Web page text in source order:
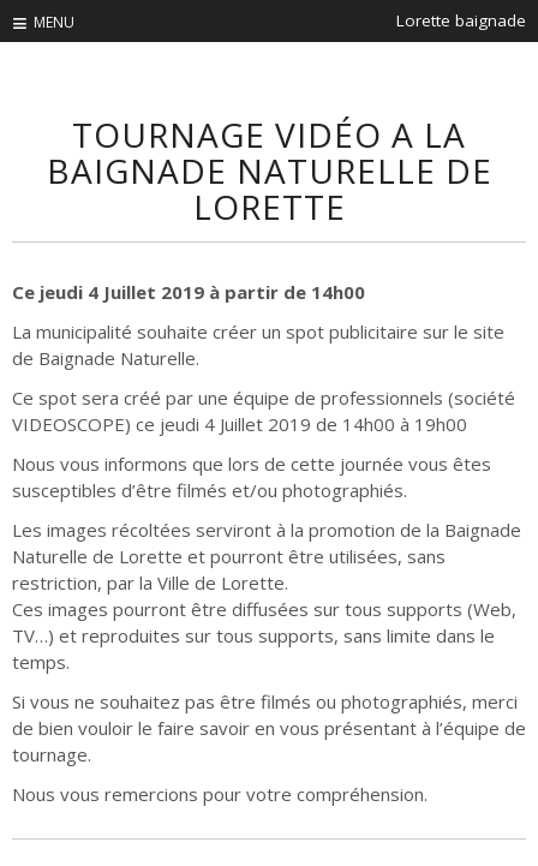
Lorette baignade
TOURNAGE VIDÉO A LA
BAIGNADE NATURELLE DE
LORETTE
Ce jeudi 4 Juillet 2019 à partir de 14h00
La municipalité souhaite créer un spot publicitaire sur le site
de Baignade Naturelle.
Ce spot sera créé par une équipe de professionnels (société
VIDEOSCOPE) ce jeudi 4 Juillet 2019 de 14h00 à 19h00
Nous vous informons que lors de cette journée vous êtes
susceptibles d’être filmés et/ou photographiés.
Les images récoltées serviront à la promotion de la Baignade
Naturelle de Lorette et pourront être utilisées, sans
restriction, par la Ville de Lorette.
Ces images pourront être diffusées sur tous supports (Web,
TV…) et reproduites sur tous supports, sans limite dans le
temps.
Si vous ne souhaitez pas être filmés ou photographiés, merci
de bien vouloir le faire savoir en vous présentant à l’équipe de
tournage.
Nous vous remercions pour votre compréhension.